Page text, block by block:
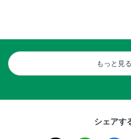
もっと見る
シェアす